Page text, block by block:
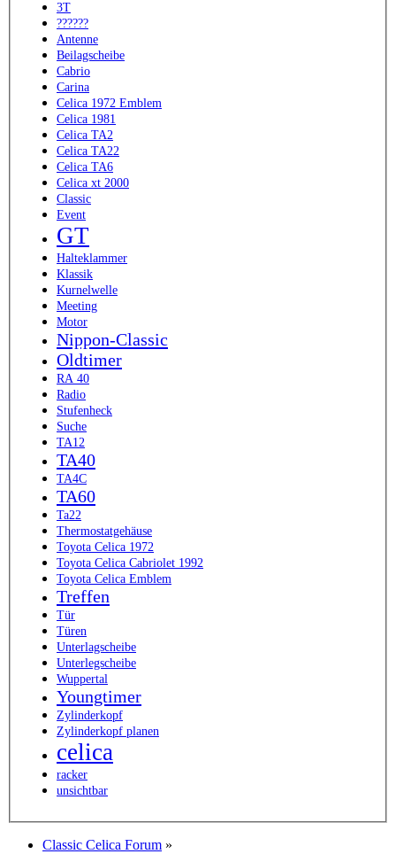
3T
??????
Antenne
Beilagscheibe
Cabrio
Carina
Celica 1972 Emblem
Celica 1981
Celica TA2
Celica TA22
Celica TA6
Celica xt 2000
Classic
Event
GT
Halteklammer
Klassik
Kurnelwelle
Meeting
Motor
Nippon-Classic
Oldtimer
RA 40
Radio
Stufenheck
Suche
TA12
TA40
TA4C
TA60
Ta22
Thermostatgehäuse
Toyota Celica 1972
Toyota Celica Cabriolet 1992
Toyota Celica Emblem
Treffen
Tür
Türen
Unterlagscheibe
Unterlegscheibe
Wuppertal
Youngtimer
Zylinderkopf
Zylinderkopf planen
celica
racker
unsichtbar
Classic Celica Forum »